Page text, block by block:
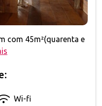
com 45m²(quarenta e
Wi-fi